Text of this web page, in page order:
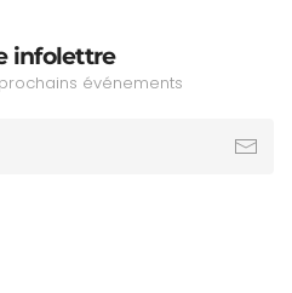
infolettre
événements